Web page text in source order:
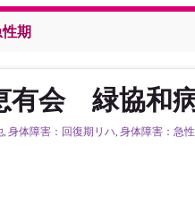
期
有会 緑協和
, 身体障害：回復期リハ, 身体障害：急